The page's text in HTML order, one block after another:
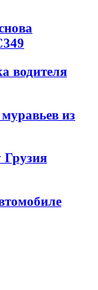
349
водителя
из
Грузия